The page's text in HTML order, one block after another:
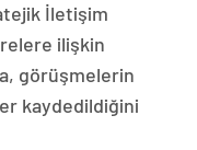
İletişim
ilişkin
görüşmelerin
kaydedildiğini